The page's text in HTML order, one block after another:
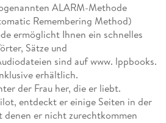
ALARM-Methode
Remembering Method)
ermöglicht Ihnen ein schnelles
Sätze und
sind auf www. lppbooks.
erhältlich.
der Frau her, die er liebt.
entdeckt er einige Seiten in der
denen er nicht zurechtkommen